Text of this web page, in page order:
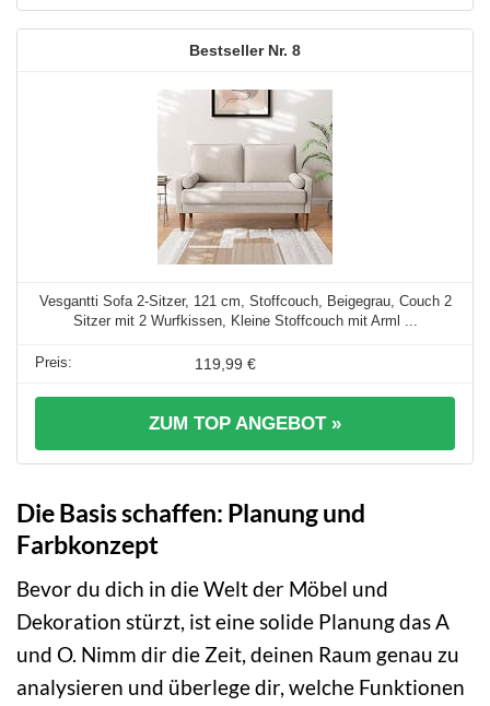
8
Vesgantti Sofa 2-Sitzer, 121 cm, Stoffcouch, Beigegrau, Couch 2
Sitzer mit 2 Wurfkissen, Kleine Stoffcouch mit Arml ...
119,99 €
ZUM TOP ANGEBOT »
Die Basis schaffen: Planung und
Farbkonzept
Bevor du dich in die Welt der Möbel und
Dekoration stürzt, ist eine solide Planung das A
und O. Nimm dir die Zeit, deinen Raum genau zu
analysieren und überlege dir, welche Funktionen